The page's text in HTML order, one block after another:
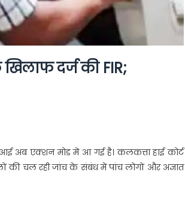
दर्ज की FIR;
अब एक्शन मोड में आ गई है। कलकत्ता हाई कोर्ट
की चल रही जांच के संबंध में पांच लोगों और अज्ञात